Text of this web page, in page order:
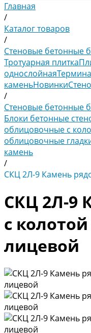
Главная
/
Каталог товаров
/
Стеновые бетонные
Тротуарная плитка
однослойная
каменьНовинки
/
Стеновые бетонные
Блоки бетонные
облицовочные с
облицовочные
камень
/
СКЦ 2Л-9 Камень
СКЦ 2Л-9
с
лицевой